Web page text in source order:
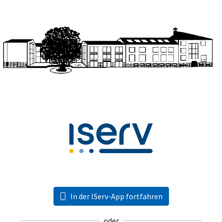
In der IServ-App fortfahren